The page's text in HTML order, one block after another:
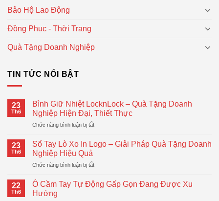
Bảo Hộ Lao Động
Đồng Phục - Thời Trang
Quà Tặng Doanh Nghiệp
TIN TỨC NỔI BẬT
23
Th6
Bình Giữ Nhiệt LocknLock – Quà Tặng Doanh
Nghiệp Hiện Đại, Thiết Thực
Chức năng bình luận bị tắtở
Nhiệt
–
Tặng
23
Th6
Sổ Tay Lò Xo In Logo – Giải Pháp Quà Tặng Doanh
Nghiệp Hiệu Quả
Chức năng bình luận bị tắtở
Tay
22
Th6
Ô Cầm Tay Tự Động Gấp Gọn Đang Được Xu
Hướng